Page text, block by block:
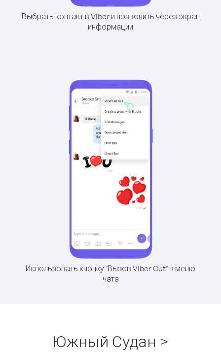
Выбрать контакт в Viber и позвонить через экран
информации
Использовать кнопку "Вызов Viber Out" в меню
чата
Южный Судан >